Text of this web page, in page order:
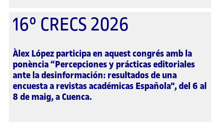
16º CRECS 2026
Àlex López participa en aquest congrés amb la
ponència “Percepciones y prácticas editoriales
ante la desinformación: resultados de una
encuesta a revistas académicas Española", del 6 al
8 de maig, a Cuenca.